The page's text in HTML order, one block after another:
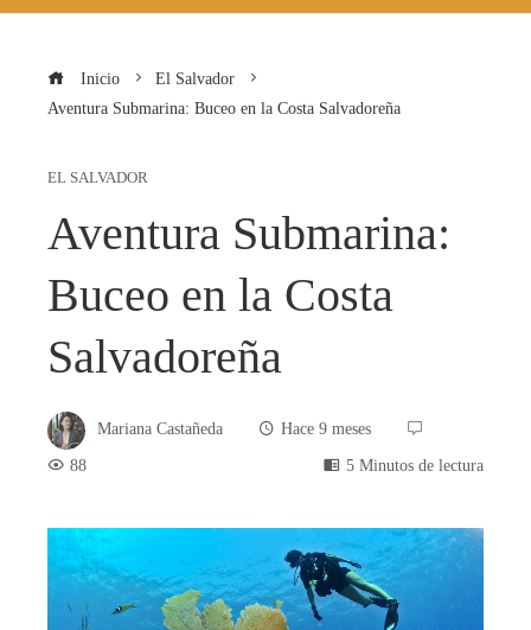
Inicio
El Salvador
Aventura Submarina: Buceo en la Costa Salvadoreña
EL SALVADOR
Aventura Submarina:
Buceo en la Costa
Salvadoreña
Mariana Castañeda
Hace 9 meses
88
5 Minutos de lectura